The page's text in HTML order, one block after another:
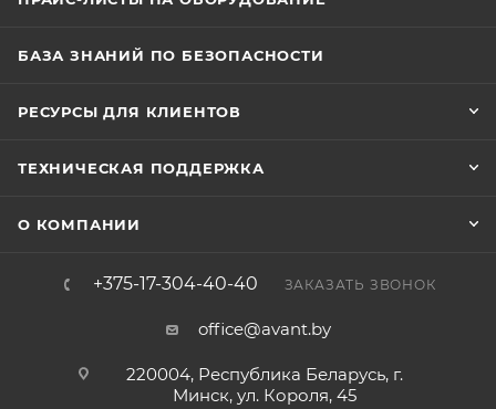
БАЗА ЗНАНИЙ ПО БЕЗОПАСНОСТИ
РЕСУРСЫ ДЛЯ КЛИЕНТОВ
ТЕХНИЧЕСКАЯ ПОДДЕРЖКА
О КОМПАНИИ
+375-17-304-40-40 ЗАКАЗАТЬ ЗВОНОК
office@avant.by
220004, Республика Беларусь, г.
Минск, ул. Короля, 45